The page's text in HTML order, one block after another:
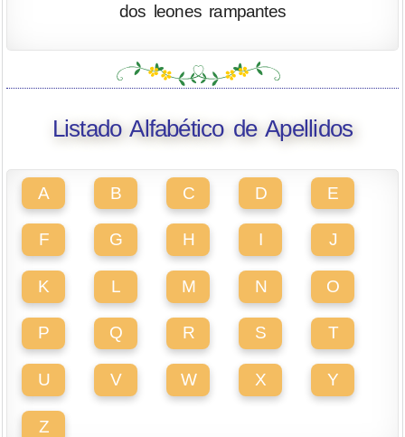
dos leones rampantes
Listado Alfabético de Apellidos
A B C D E
F G H I J
K L M N O
P Q R S T
U V W X Y
Z